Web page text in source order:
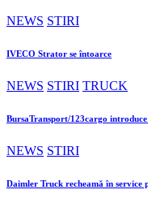
NEWS STIRI
IVECO Strator se întoarce
NEWS STIRI TRUCK
BursaTransport/123cargo
NEWS STIRI
Daimler Truck recheamă în service